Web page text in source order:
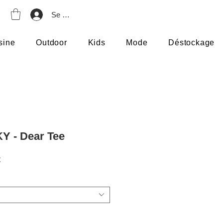
Se connecter
Outdoor Kids Mode Déstockage
- Dear Tee
Prix